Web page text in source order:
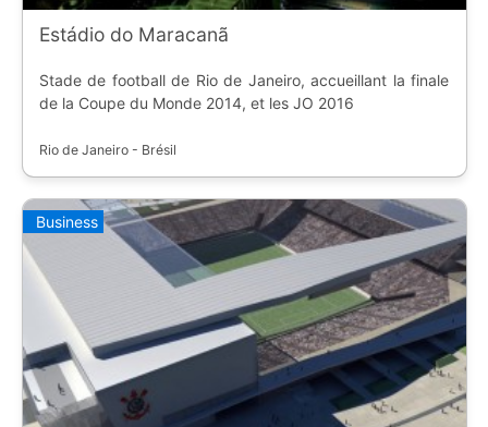
Estádio do Maracanã
Stade de football de Rio de Janeiro, accueillant la finale
de la Coupe du Monde 2014, et les JO 2016
Rio de Janeiro - Brésil
Business